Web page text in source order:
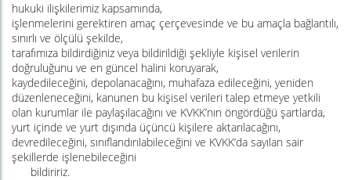
hukuki ilişkilerimiz kapsamında,
işlenmelerini gerektiren amaç çerçevesinde ve bu amaçla bağlantılı,
sınırlı ve ölçülü şekilde,
tarafımıza bildirdiğiniz veya bildirildiği şekliyle kişisel verilerin
doğruluğunu ve en güncel halini koruyarak,
kaydedileceğini, depolanacağını, muhafaza edileceğini, yeniden
düzenleneceğini, kanunen bu kişisel verileri talep etmeye yetkili
olan kurumlar ile paylaşılacağını ve KVKK’nın öngördüğü şartlarda,
yurt içinde ve yurt dışında üçüncü kişilere aktarılacağını,
devredileceğini, sınıflandırılabileceğini ve KVKK’da sayılan sair
şekillerde işlenebileceğini
bildiririz.